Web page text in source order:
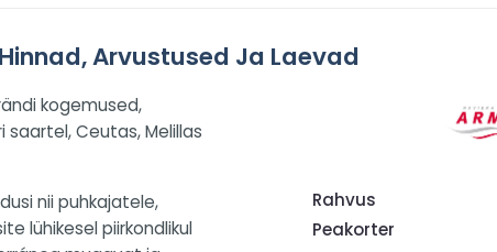
Arvustused Ja Laevad
kogemused,
Ceutas, Melillas
nii puhkajatele,
lühikesel piirkondlikul
Rahvus
Peakorter